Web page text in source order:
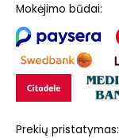
Mokėjimo būdai:
Prekių pristatymas: